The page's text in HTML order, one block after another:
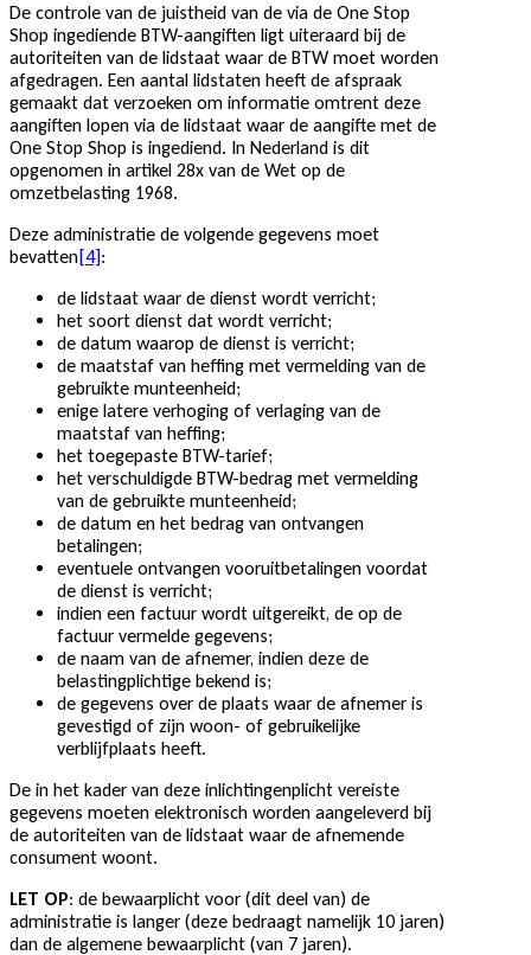
De controle van de juistheid van de via de One Stop
Shop ingediende BTW-aangiften ligt uiteraard bij de
autoriteiten van de lidstaat waar de BTW moet worden
afgedragen. Een aantal lidstaten heeft de afspraak
gemaakt dat verzoeken om informatie omtrent deze
aangiften lopen via de lidstaat waar de aangifte met de
One Stop Shop is ingediend. In Nederland is dit
opgenomen in artikel 28x van de Wet op de
omzetbelasting 1968.
Deze administratie de volgende gegevens moet
bevatten[4]:
de lidstaat waar de dienst wordt verricht;
het soort dienst dat wordt verricht;
de datum waarop de dienst is verricht;
de maatstaf van heffing met vermelding van de
gebruikte munteenheid;
enige latere verhoging of verlaging van de
maatstaf van heffing;
het toegepaste BTW-tarief;
het verschuldigde BTW-bedrag met vermelding
van de gebruikte munteenheid;
de datum en het bedrag van ontvangen
betalingen;
eventuele ontvangen vooruitbetalingen voordat
de dienst is verricht;
indien een factuur wordt uitgereikt, de op de
factuur vermelde gegevens;
de naam van de afnemer, indien deze de
belastingplichtige bekend is;
de gegevens over de plaats waar de afnemer is
gevestigd of zijn woon- of gebruikelijke
verblijfplaats heeft.
De in het kader van deze inlichtingenplicht vereiste
gegevens moeten elektronisch worden aangeleverd bij
de autoriteiten van de lidstaat waar de afnemende
consument woont.
LET OP: de bewaarplicht voor (dit deel van) de
administratie is langer (deze bedraagt namelijk 10 jaren)
dan de algemene bewaarplicht (van 7 jaren).